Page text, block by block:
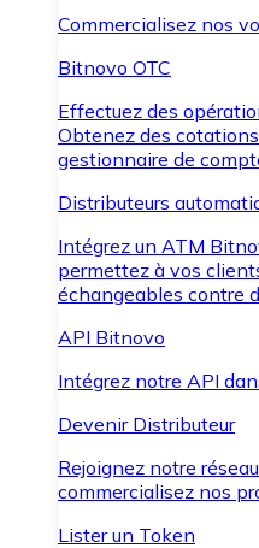
Commercialisez nos
Bitnovo OTC
Effectuez des
Obtenez des
gestionnaire de
Distributeurs
Intégrez un ATM
permettez à vos
échangeables contre
API Bitnovo
Intégrez notre API
Devenir Distributeur
Rejoignez notre
commercialisez nos
Lister un Token